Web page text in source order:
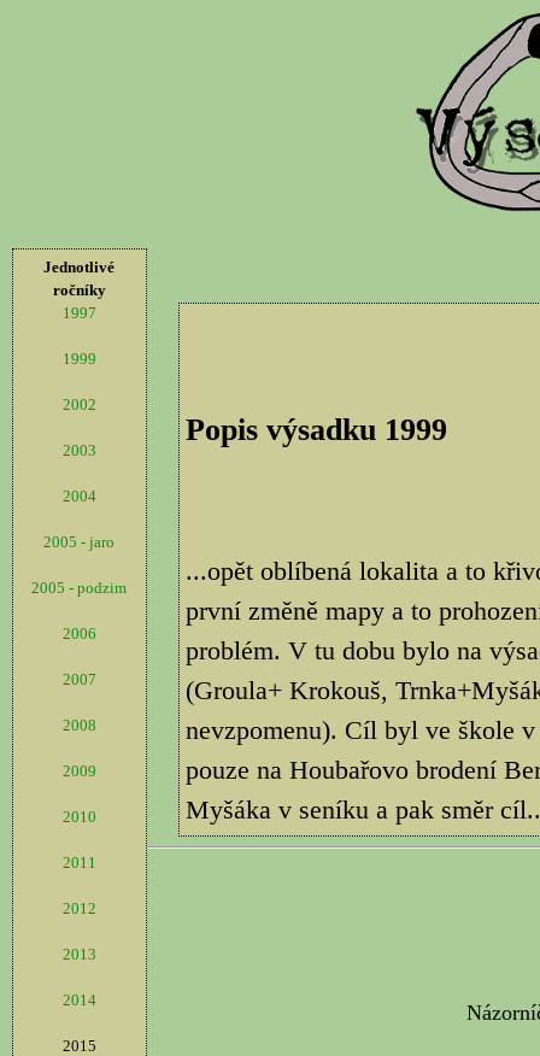
Jednotlivé
ročníky
1997
1999
2002
2003
2004
2005 - jaro
2005 - podzim
2006
2007
2008
2009
2010
2011
2012
2013
2014
2015
Popis výsadku 1999
...opět oblíbená lokalita a to
první změně mapy a to
problém. V tu dobu bylo na
(Groula+ Krokouš,
nevzpomenu). Cíl byl ve škole
pouze na Houbařovo brodení
Myšáka v seníku a pak směr